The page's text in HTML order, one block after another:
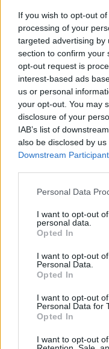
If you wish to opt-out
processing of your
targeted advertising by
section to confirm your
opt-out request is
interest-based ads
us or personal
your opt-out. You may
disclosure of your
IAB’s list of
also be disclosed by
Downstream
Personal Data
I want to opt-out
personal data.
Opted In
I want to opt-out
Personal Data.
Opted In
I want to opt-out
Personal Data for
Opted In
I want to opt-out
14/12/
13/12/
MILAN
del
anche
Calcio,
13/12/
un Milan